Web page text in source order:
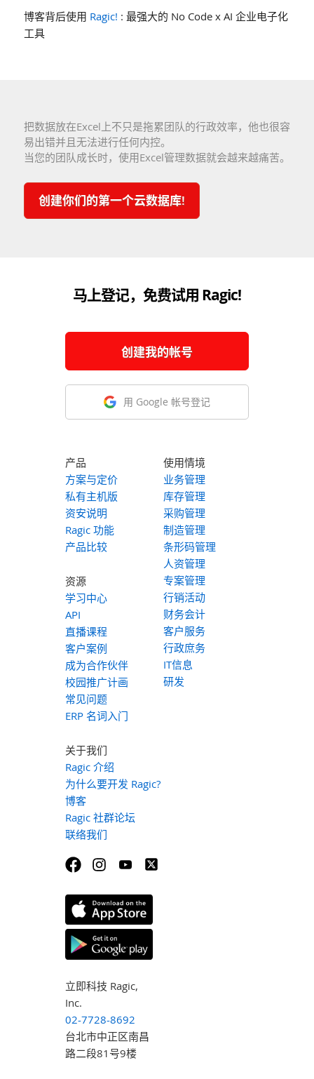
博客背后使用 Ragic! : 最强大的 No Code x AI 企业电子化
工具
把数据放在Excel上不只是拖累团队的行政效率，他也很容
易出错并且无法进行任何内控。
当您的团队成长时，使用Excel管理数据就会越来越痛苦。
创建你们的第一个云数据库!
马上登记，免费试用 Ragic!
创建我的帐号
用 Google 帐号登记
产品
方案与定价
私有主机版
资安说明
Ragic 功能
产品比较
资源
学习中心
API
直播课程
客户案例
成为合作伙伴
校园推广计画
常见问题
ERP 名词入门
使用情境
业务管理
库存管理
采购管理
制造管理
条形码管理
人资管理
专案管理
行销活动
财务会计
客户服务
行政庶务
IT信息
研发
关于我们
Ragic 介绍
为什么要开发 Ragic?
博客
Ragic 社群论坛
联络我们
立即科技 Ragic,
Inc.
02-7728-8692
台北市中正区南昌
路二段81号9楼